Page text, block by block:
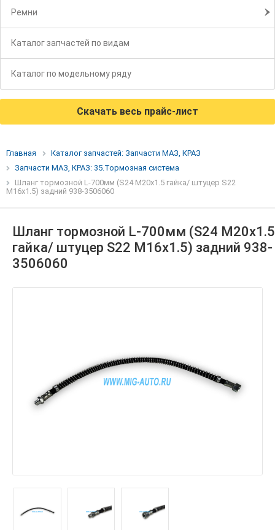
Ремни
Каталог запчастей по видам
Каталог по модельному ряду
Скачать весь прайс-лист
Главная
Каталог запчастей: Запчасти МАЗ, КРАЗ
Запчасти МАЗ, КРАЗ: 35.Тормозная система
Шланг тормозной L-700мм (S24 М20х1.5 гайка/ штуцер S22
М16х1.5) задний 938-3506060
Шланг тормозной L-700мм (S24 М20х1.5
гайка/ штуцер S22 М16х1.5) задний 938-
3506060